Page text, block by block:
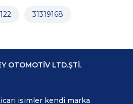
31319168
OTOMOTİV LTD.ŞTİ.
isimler kendi marka